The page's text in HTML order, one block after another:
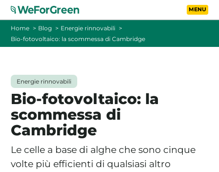
Vai al contenuto
TARIFFE
FOTOVOLTAICO A DISTANZA
FAQ
Home Blog
Energie rinnovabili
Bio-fotovoltaico: la scommessa di Cambridge
Energie rinnovabili
Bio-fotovoltaico: la
scommessa di
Cambridge
Le celle a base di alghe che sono cinque
volte più efficienti di qualsiasi altro